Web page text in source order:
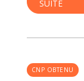
SUITE
CNP OBTENU